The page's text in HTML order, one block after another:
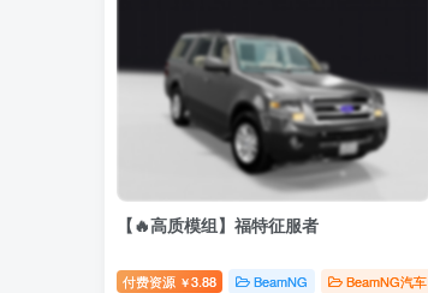
【🔥高质模组】福特征服者
付费资源 ￥3.88 BeamNG BeamNG汽车